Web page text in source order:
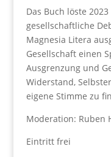
Das Buch löste
gesellschaftliche
Magnesia Litera
Gesellschaft einen
Ausgrenzung und
Widerstand,
eigene Stimme zu
Moderation: Ruben
Eintritt frei